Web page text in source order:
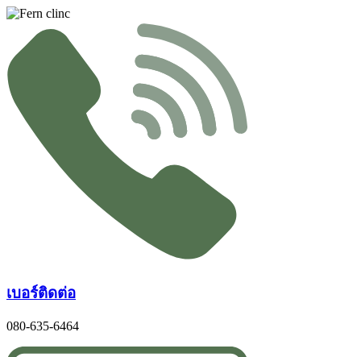
Skip
content
เบอร์ติดต่อ
080-635-6464